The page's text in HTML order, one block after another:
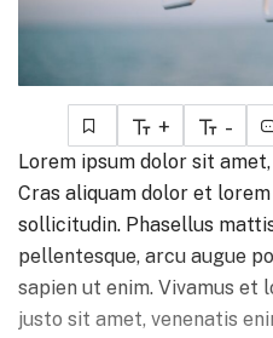
+ -
Lorem ipsum dolor sit
Cras aliquam dolor et
sollicitudin. Phasellus
pellentesque, arcu augue
sapien ut enim. Vivamus et
justo sit amet, venenatis